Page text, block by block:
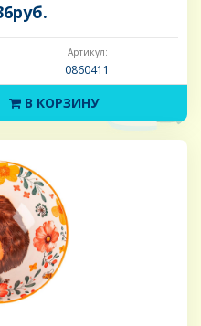
Артикул:
0860411
В КОРЗИНУ